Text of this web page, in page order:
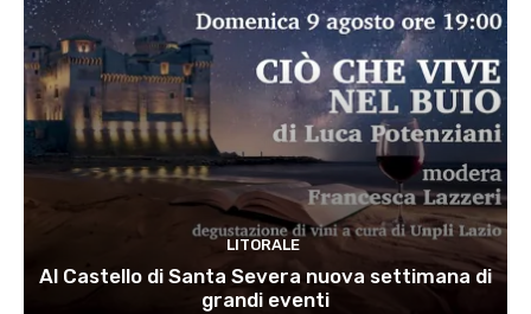
LITORALE
Al Castello di Santa Severa nuova settimana di
grandi eventi